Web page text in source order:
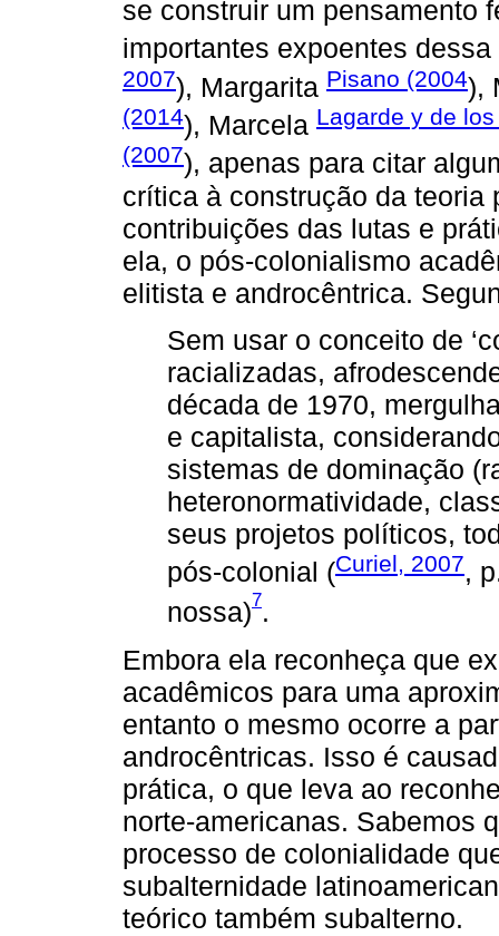
se construir um pensamento
importantes expoentes
2007), Margarita Pisano (2004),
(2014), Marcela Lagarde y de
(2007), apenas para citar
crítica à construção da teoria
contribuições das lutas e
ela, o pós-colonialismo
elitista e androcêntrica.
Sem usar o conceito de
racializadas,
década de 1970,
e capitalista,
sistemas de dominação
heteronormatividade,
seus projetos políticos,
pós-colonial (Curiel, 2007,
nossa)7.
Embora ela reconheça que
acadêmicos para uma
entanto o mesmo ocorre a
androcêntricas. Isso é
prática, o que leva ao
norte-americanas. Sabemos
processo de colonialidade
subalternidade
teórico também subalterno.